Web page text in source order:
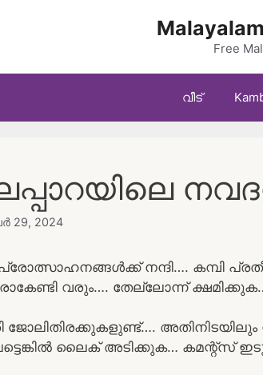
Free
വീട്
29, 2024
പ്രോത്സാഹനങ്ങൾക്ക് നന്ദി…. കമ്പി
വരും…. തേല്ലോന്ന്
ജോലിതിരക്കുകളുണ്ട്….
ലൈക്‌ അടിക്കുക… കമന്റ്സ്